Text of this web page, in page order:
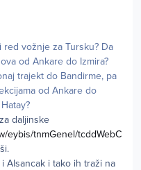
vožnje za Tursku? Da
od Ankare do Izmira?
trajekt do Bandirme, pa
od Ankare do
daljinske
eybis/tnmGenel/tcddWebC
Alsancak i tako ih traži na